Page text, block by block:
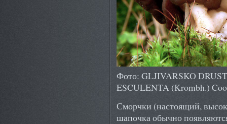
Фото: GLJIVARSKO
ESCULENTA (Krombh.)
Сморчки (настоящий,
шапочка обычно